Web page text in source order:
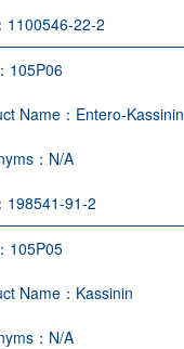
1100546-22-2
105P06
Name： Entero-Kassinin
： N/A
198541-91-2
105P05
Name： Kassinin
： N/A